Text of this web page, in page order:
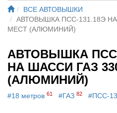
ВСЕ АВТОВЫШКИ
АВТОВЫШКА ПСС-131.18Э
МЕСТ (АЛЮМИНИЙ)
АВТОВЫШКА ПСС-
НА ШАССИ ГАЗ
(АЛЮМИНИЙ)
#18 метров 61 #ГАЗ 82 #ПСС-